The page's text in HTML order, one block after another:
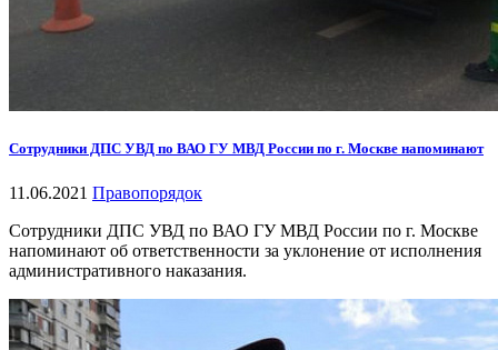
Сотрудники ДПС УВД по ВАО ГУ МВД России по г. Москве напоминают
11.06.2021 Правопорядок
Сотрудники ДПС УВД по ВАО ГУ МВД России по г. Москве
напоминают об ответственности за уклонение от исполнения
административного наказания.